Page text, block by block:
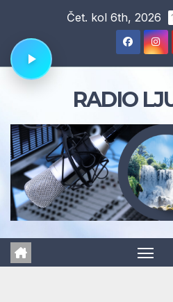
content
Čet. kol 6th, 2026
RADIO